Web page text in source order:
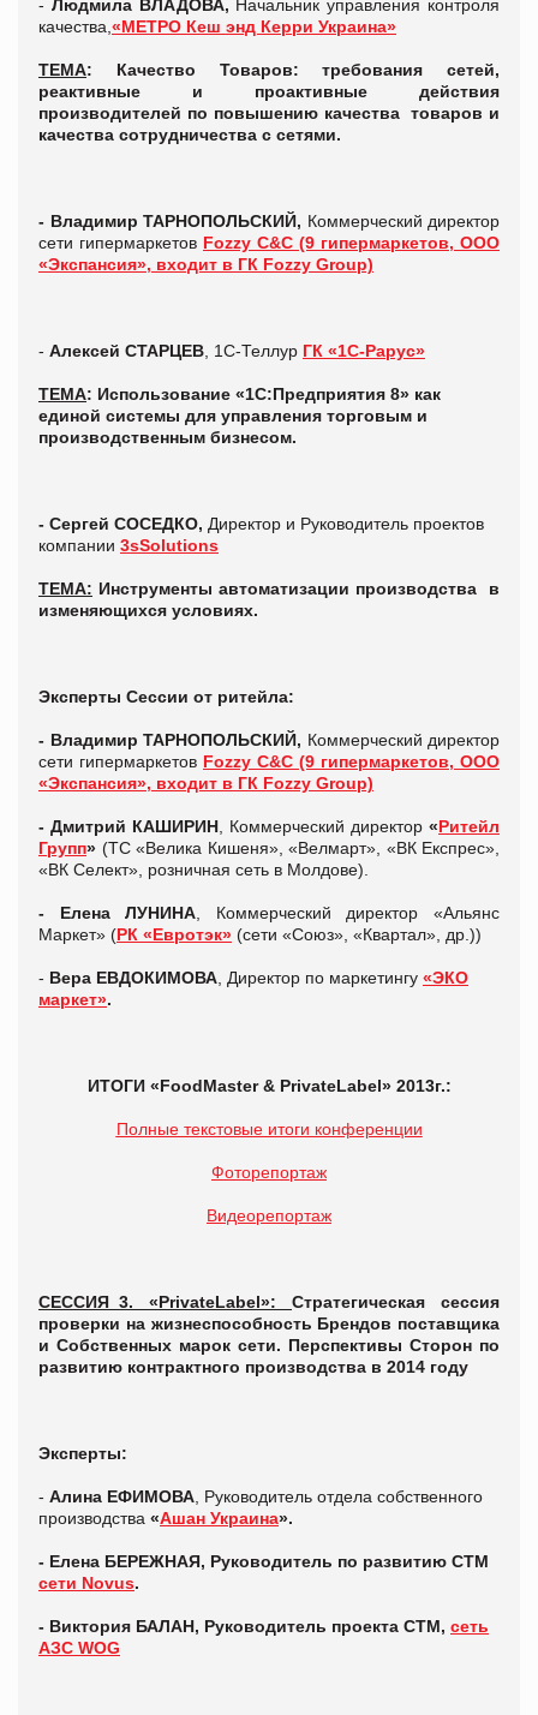
- Людмила ВЛАДОВА, Начальник управления контроля
качества, «МЕТРО Кеш энд Керри Украина»
ТЕМА: Качество Товаров: требования сетей,
реактивные и проактивные действия
производителей по повышению качества товаров и
качества сотрудничества с сетями.
- Владимир ТАРНОПОЛЬСКИЙ, Коммерческий директор
сети гипермаркетов Fozzy C&C (9 гипермаркетов, ООО
«Экспансия», входит в ГК Fozzy Group)
- Алексей СТАРЦЕВ , 1С-Теллур ГК «1С-Рарус»
ТЕМА: Использование «1С:Предприятия 8» как
единой системы для управления торговым и
производственным бизнесом.
- Сергей СОСЕДКО, Директор и Руководитель проектов
компании 3sSolutions
ТЕМА: Инструменты автоматизации производства в
изменяющихся условиях.
Эксперты Сессии от ритейла:
- Владимир ТАРНОПОЛЬСКИЙ, Коммерческий директор
сети гипермаркетов Fozzy C&C (9 гипермаркетов, ООО
«Экспансия», входит в ГК Fozzy Group)
- Дмитрий КАШИРИН , Коммерческий директор «Ритейл
Групп» (ТС «Велика Кишеня», «Велмарт», «ВК Експрес»,
«ВК Селект», розничная сеть в Молдове).
- Елена ЛУНИНА , Коммерческий директор «Альянс
Маркет» (РК «Евротэк» (сети «Союз», «Квартал», др.))
- Вера ЕВДОКИМОВА , Директор по маркетингу «ЭКО
маркет».
ИТОГИ «FoodMaster& PrivateLabel» 2013г.:
Полные текстовые итоги конференции
Фоторепортаж
Видеорепортаж
СЕССИЯ_3. «PrivateLabel»: Стратегическая сессия
проверки на жизнеспособность Брендов поставщика
и Собственных марок сети. Перспективы Сторон по
развитию контрактного производства в 2014 году
Эксперты:
- Алина ЕФИМОВА , Руководитель отдела собственного
производства «Ашан Украина».
- Елена БЕРЕЖНАЯ, Руководитель по развитию СТМ
сети Novus.
- Виктория БАЛАН, Руководитель проекта СТМ, сеть
АЗС WOG